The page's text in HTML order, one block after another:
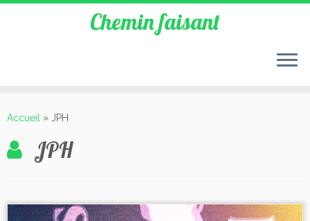
Chemin faisant
Accueil » JPH
JPH